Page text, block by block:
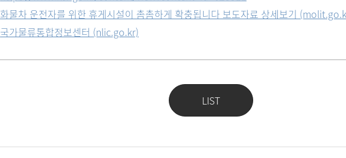
화물차 운전자를 위한 휴게시설이 촘촘하게 확충됩니다 보도자료 상세보기
국가물류통합정보센터 (nlic.go.kr)
LIST